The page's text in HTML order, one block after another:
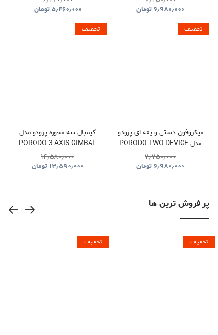
۶٫۹۸۰٫۰۰۰تومان
۵٫۴۶۰٫۰۰۰تومان
تخفیف
میکروفون دستی و یقه ای پرودو
مدل PORODO TWO-DEVICE
CONNECT HANDHELD
LAVALIER MICROPHONE
۷٫۷۵۰٫۰۰۰
۶٫۹۸۰٫۰۰۰تومان
تخفیف
گیمبال سه محوره پرودو مدل
PORODO 3-AXIS GIMBAL
STABILIZER PDLFST127BK
۱۴٫۵۸۰٫۰۰۰
۱۳٫۵۹۰٫۰۰۰ تومان
پر فروش ترین ها
تخفیف تخفیف